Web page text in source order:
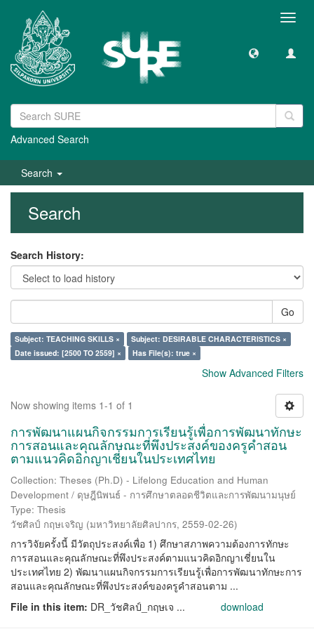
Advanced Search
Search
Search
Search History:
Go
Subject: TEACHING SKILLS ×
Subject: DESIRABLE CHARACTERISTICS ×
Date issued: [2500 TO 2559] ×
Has File(s): true ×
Show Advanced Filters
Now showing items 1-1 of 1
การพัฒนาแผนกิจกรรมการเรียนรู้เพื่อการพัฒนาทักษะ
การสอนและคุณลักษณะที่พึงประสงค์ของครูคำสอน
ตามแนวคิดอิกญาเชี่ยนในประเทศไทย
Collection: Theses (Ph.D) - Lifelong Education and Human
Development / ดุษฎีนิพนธ์ - การศึกษาตลอดชีวิตและการพัฒนามนุษย์
Type: Thesis
วัชศิลป์ กฤษเจริญ (มหาวิทยาลัยศิลปากร, 2559-02-26)
การวิจัยครั้งนี้ มีวัตถุประสงค์เพื่อ 1) ศึกษาสภาพความต้องการทักษะ
การสอนและคุณลักษณะที่พึงประสงค์ตามแนวคิดอิกญาเชี่ยนใน
ประเทศไทย 2) พัฒนาแผนกิจกรรมการเรียนรู้เพื่อการพัฒนาทักษะการ
สอนและคุณลักษณะที่พึงประสงค์ของครูคำสอนตาม ...
File in this item: DR_วัชศิลป์_กฤษเจ ... download